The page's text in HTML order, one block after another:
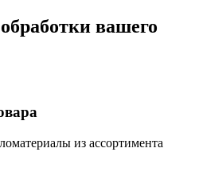
вашего
из ассортимента